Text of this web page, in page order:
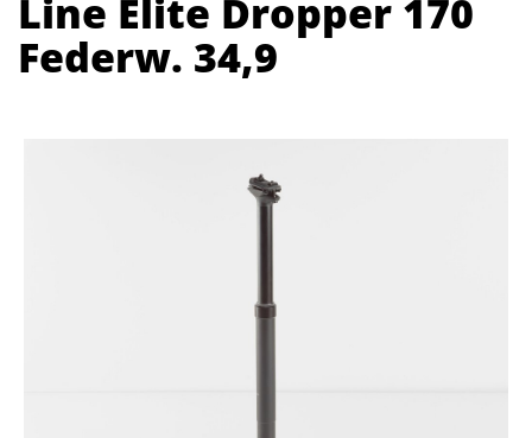
Line Elite Dropper 170
Federw. 34,9